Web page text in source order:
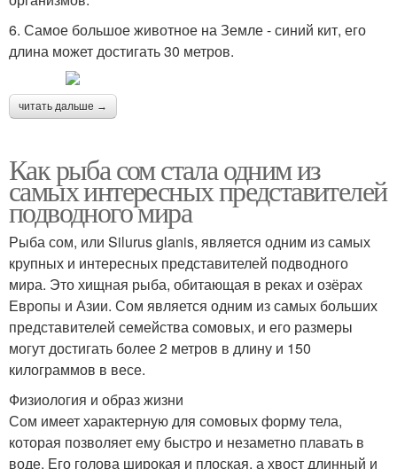
6. Самое большое животное на Земле - синий кит, его
длина может достигать 30 метров.
читать дальше →
Как рыба сом стала одним из
самых интересных представителей
подводного мира
Рыба сом, или Silurus glanis, является одним из самых
крупных и интересных представителей подводного
мира. Это хищная рыба, обитающая в реках и озёрах
Европы и Азии. Сом является одним из самых больших
представителей семейства сомовых, и его размеры
могут достигать более 2 метров в длину и 150
килограммов в весе.
Физиология и образ жизни
Сом имеет характерную для сомовых форму тела,
которая позволяет ему быстро и незаметно плавать в
воде. Его голова широкая и плоская, а хвост длинный и